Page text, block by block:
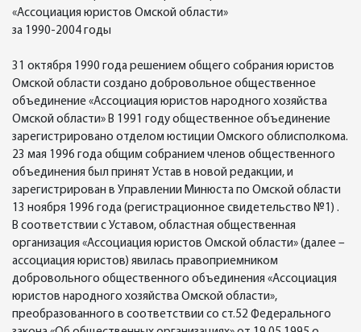
«Ассоциация юристов Омской области»
за 1990-2004 годы
31 октября 1990 года решением общего собрания юристов
Омской области создано добровольное общественное
объединение «Ассоциация юристов народного хозяйства
Омской области» В 1991 году общественное объединение
зарегистрировано отделом юстиции Омского облисполкома.
23 мая 1996 года общим собранием членов общественного
объединения был принят Устав в новой редакции, и
зарегистрирован в Управлении Минюста по Омской области
13 ноября 1996 года (регистрационное свидетельство №1) .
В соответствии с Уставом, областная общественная
организация «Ассоциация юристов Омской области» (далее –
ассоциация юристов) явилась правоприемником
добровольного общественного объединения «Ассоциация
юристов народного хозяйства Омской области»,
преобразованного в соответствии со ст.52 Федерального